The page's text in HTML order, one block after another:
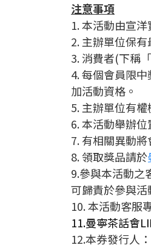
注意事項
1. 本活動由宣
2. 主辦單位保
3. 消費者(下稱
4. 每個會員限
加活動資格。
5. 主辦單位有
6. 本活動舉辦
7. 有相關異動
8. 領取獎品請於
9.參與本活動之
可歸責於參與
10. 本活動客服
11.曼寧茶話會
12.本券發行人：